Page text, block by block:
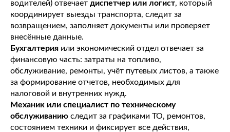
водителей) отвечает диспетчер или логист, который
координирует выезды транспорта, следит за
возвращением, заполняет документы или проверяет
внесённые данные.
Бухгалтерия или экономический отдел отвечает за
финансовую часть: затраты на топливо,
обслуживание, ремонты, учёт путевых листов, а также
за формирование отчетов, необходимых для
налоговой и внутренних нужд.
Механик или специалист по техническому
обслуживанию следит за графиками ТО, ремонтов,
состоянием техники и фиксирует все действия,